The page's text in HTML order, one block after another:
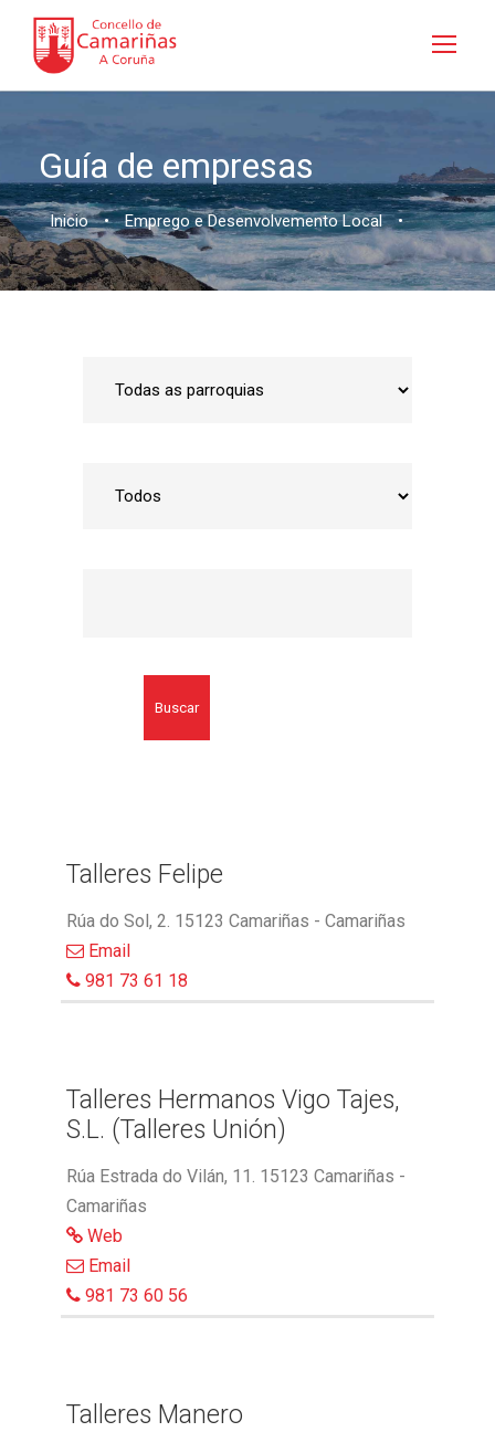
Guía de empresas
Inicio • Emprego e Desenvolvemento Local •
Buscar
Talleres Felipe
Rúa do Sol, 2. 15123 Camariñas - Camariñas
Email
981 73 61 18
Talleres Hermanos Vigo Tajes,
S.L. (Talleres Unión)
Rúa Estrada do Vilán, 11. 15123 Camariñas -
Camariñas
Web
Email
981 73 60 56
Talleres Manero